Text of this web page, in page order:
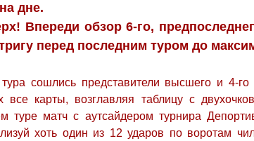
дне.
Впереди обзор 6-го,
перед последним туром до
сошлись представители высшего и 4-
все карты, возглавляя таблицу с
туре матч с аутсайдером турнира
хоть один из 12 ударов по воротам